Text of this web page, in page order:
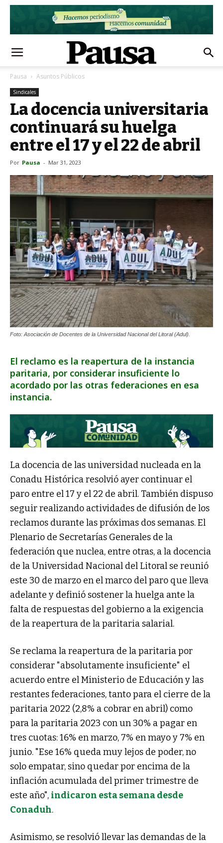
Pausa Asuntos Públicos
Sindicales
La docencia universitaria
continuará su huelga
entre el 17 y el 22 de abril
Por Pausa - Mar 31, 2023
Foto: Asociación de Docentes de la Universidad Nacional del Litoral (Adul).
El reclamo es la reapertura de la instancia
paritaria, por considerar insuficiente lo
acordado por las otras federaciones en esa
instancia.
La docencia de las universidad nucleada en la
Conadu Histórica resolvió ayer continuar el
paro entre el 17 y el 22 de abril. También dispuso
seguir realizando actividades de difusión de los
reclamos durante las próximas dos semanas. El
Plenario de Secretarías Generales de la
federación que nuclea, entre otras, a la docencia
de la Universidad Nacional del Litoral se reunió
este 30 de marzo en el marco del paro que lleva
adelante y definió sostener la huelga ante la
falta de respuestas del gobierno a la exigencia
de la reapertura de la paritaria salarial.
Se reclama la reapertura de la paritaria por
considerar "absolutamente insuficiente" el
acuerdo entre el Ministerio de Educación y las
restantes federaciones, tanto para el cierre de la
paritaria 2022 (2,8% a cobrar en abril) como
para la paritaria 2023 con un 30% a pagar en
tres cuotas: 16% en marzo, 7% en mayo y 7% en
junio. "Ese 16% queda muy lejos de poder, no
solo empatar, sino quedar por encima de la
inflación acumulada del primer trimestre de
este año", indicaron esta semana desde
Conaduh.
Asimismo, se resolvió llevar las demandas de la